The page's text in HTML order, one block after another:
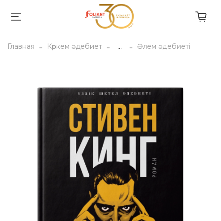
Главная Көркем әдебиет ... Әлем әдебиеті